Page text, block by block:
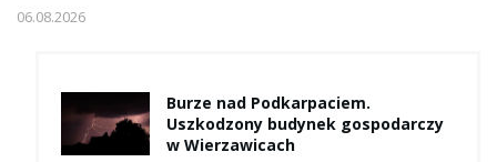
06.08.2026
Burze nad Podkarpaciem.
Uszkodzony budynek gospodarczy
w Wierzawicach